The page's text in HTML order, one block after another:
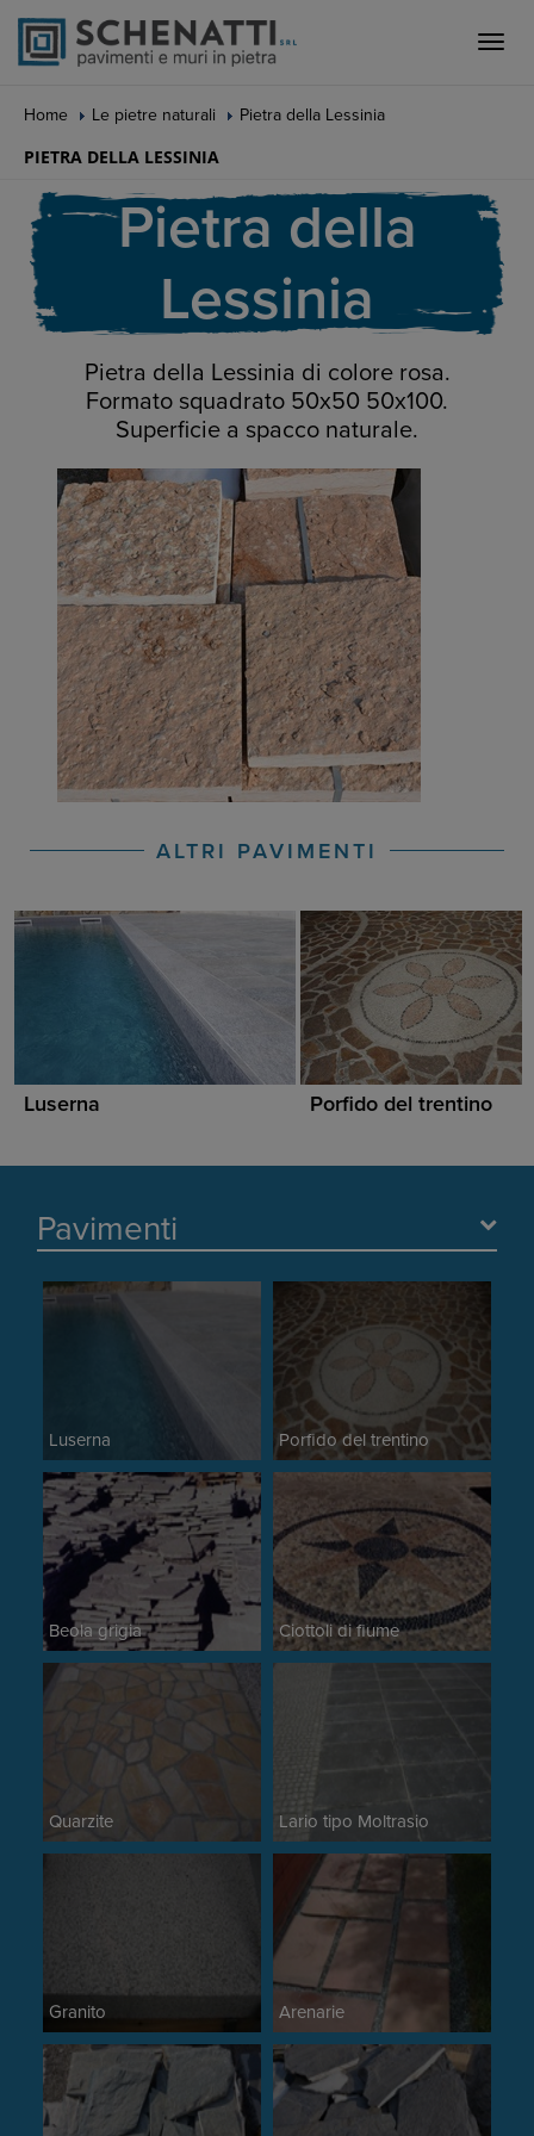
Toggle
Home Le pietre naturali Pietra della Lessinia
PIETRA DELLA LESSINIA
Pietra della
Lessinia
Pietra della Lessinia di colore rosa.
Formato squadrato 50x50 50x100.
Superficie a spacco naturale.
ALTRI PAVIMENTI
Luserna Porfido del trentino
Pavimenti
Luserna Porfido del trentino
Beola grigia Ciottoli di fiume
Quarzite Lario tipo Moltrasio
Granito Arenarie